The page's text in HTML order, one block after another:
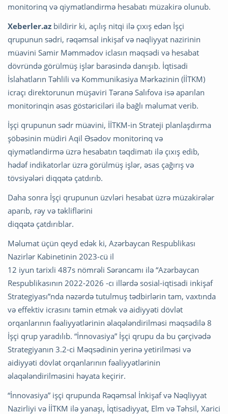
monitorinq və qiymətləndirmə hesabatı müzakirə olunub.
Xeberler.az bildirir ki, açılış nitqi ilə çıxış edən İşçi
qrupunun sədri, rəqəmsal inkişaf və nəqliyyat nazirinin
müavini Samir Məmmədov iclasın məqsədi və hesabat
dövründə görülmüş işlər barəsində danışıb. İqtisadi
İslahatların Təhlili və Kommunikasiya Mərkəzinin (İİTKM)
icraçı direktorunun müşaviri Təranə Salıfova isə aparılan
monitorinqin əsas göstəriciləri ilə bağlı məlumat verib.
İşçi qrupunun sədr müavini, İİTKM-in Strateji planlaşdırma
şöbəsinin müdiri Aqil Əsədov monitorinq və
qiymətləndirmə üzrə hesabatın təqdimatı ilə çıxış edib,
hədəf indikatorlar üzrə görülmüş işlər, əsas çağırış və
tövsiyələri diqqətə çatdırıb.
Daha sonra İşçi qrupunun üzvləri hesabat üzrə müzakirələr
aparıb, rəy və təkliflərini
diqqətə çatdırıblar.
Məlumat üçün qeyd edək ki, Azərbaycan Respublikası
Nazirlər Kabinetinin 2023-cü il
12 iyun tarixli 487s nömrəli Sərəncamı ilə “Azərbaycan
Respublikasının 2022-2026 -cı illərdə sosial-iqtisadi inkişaf
Strategiyası”nda nəzərdə tutulmuş tədbirlərin tam, vaxtında
və effektiv icrasını təmin etmək və aidiyyəti dövlət
orqanlarının fəaliyyətlərinin əlaqələndirilməsi məqsədilə 8
İşçi qrup yaradılıb. “İnnovasiya” İşçi qrupu da bu çərçivədə
Strategiyanın 3.2-ci Məqsədinin yerinə yetirilməsi və
aidiyyəti dövlət orqanlarının fəaliyyətlərinin
əlaqələndirilməsini həyata keçirir.
“İnnovasiya” işçi qrupunda Rəqəmsal İnkişaf və Nəqliyyat
Nazirliyi və İİTKM ilə yanaşı, İqtisadiyyat, Elm və Təhsil, Xarici